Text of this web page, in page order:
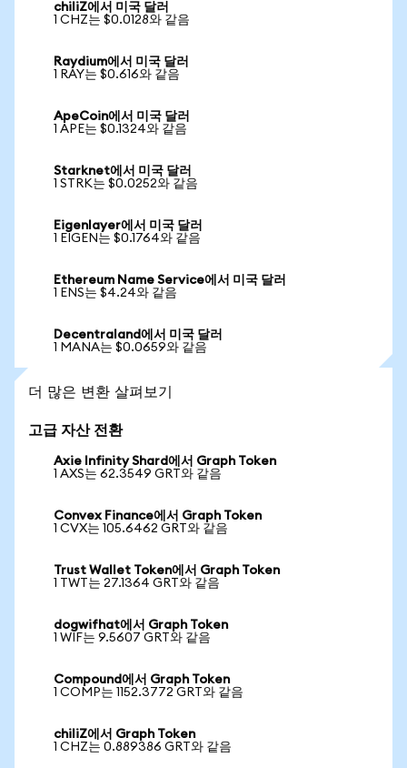
chiliZ에서 미국 달러
1 CHZ는 $0.0128와 같음
Raydium에서 미국 달러
1 RAY는 $0.616와 같음
ApeCoin에서 미국 달러
1 APE는 $0.1324와 같음
Starknet에서 미국 달러
1 STRK는 $0.0252와 같음
Eigenlayer에서 미국 달러
1 EIGEN는 $0.1764와 같음
Ethereum Name Service에서 미국 달러
1 ENS는 $4.24와 같음
Decentraland에서 미국 달러
1 MANA는 $0.0659와 같음
더 많은 변환 살펴보기
고급 자산 전환
Axie Infinity Shard에서 Graph Token
1 AXS는 62.3549 GRT와 같음
Convex Finance에서 Graph Token
1 CVX는 105.6462 GRT와 같음
Trust Wallet Token에서 Graph Token
1 TWT는 27.1364 GRT와 같음
dogwifhat에서 Graph Token
1 WIF는 9.5607 GRT와 같음
Compound에서 Graph Token
1 COMP는 1152.3772 GRT와 같음
chiliZ에서 Graph Token
1 CHZ는 0.889386 GRT와 같음